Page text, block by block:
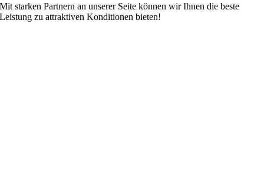
Mit starken Partnern an unserer Seite können wir Ihnen die beste
Leistung zu attraktiven Konditionen bieten!